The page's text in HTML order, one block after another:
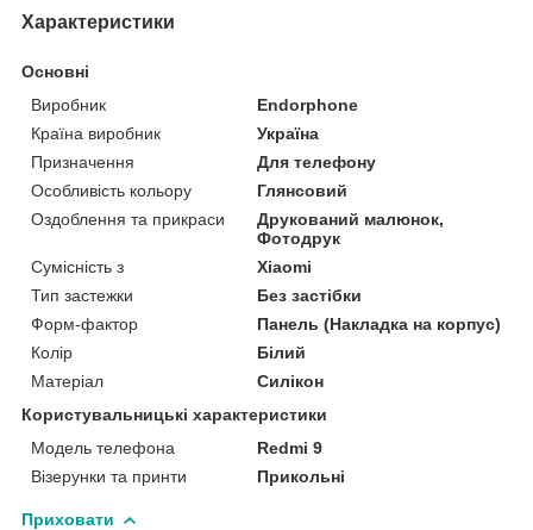
Характеристики
Основні
Виробник
Endorphone
Країна виробник
Україна
Призначення
Для телефону
Особливість кольору
Глянсовий
Оздоблення та прикраси
Друкований малюнок,
Фотодрук
Сумісність з
Xiaomi
Тип застежки
Без застібки
Форм-фактор
Панель (Накладка на корпус)
Колір
Білий
Матеріал
Силікон
Користувальницькі характеристики
Модель телефона
Redmi 9
Візерунки та принти
Прикольні
Приховати